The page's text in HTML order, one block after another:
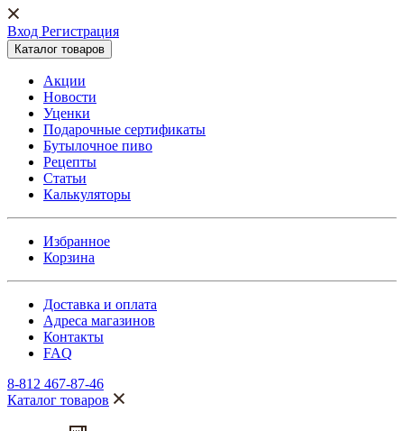
Вход Регистрация
Каталог товаров
Акции
Новости
Уценки
Подарочные сертификаты
Бутылочное пиво
Рецепты
Статьи
Калькуляторы
Избранное
Корзина
Доставка и оплата
Адреса магазинов
Контакты
FAQ
8-812 467-87-46
Каталог товаров